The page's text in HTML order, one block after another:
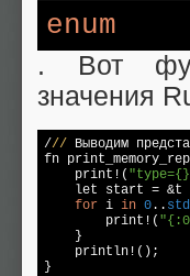
enum
. Вот
значения
/// Выводим
fn
    print!(
let start =
for i in 0..
        print!(
    }
    println!();
}